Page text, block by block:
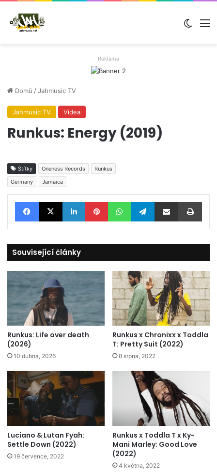
Reklama
Domů /Jahmusic TV
Jahmusic TV Videa
Runkus: Energy (2019)
Štítky Oneness Records
Runkus
Germany
Jamaica
Facebook X LinkedIn Pinterest WhatsApp Telegram Sdílet e-mailem
Související články
Runkus: Life over death
(2026)
10 dubna, 2026
Runkus x Chronixx x Toddla
T: Pretty Suit (2022)
8 srpna, 2022
Luciano & Lutan Fyah:
Settle Down (2022)
19 července, 2022
Runkus x Toddla T x Ky-
Mani Marley: Good Love
(2022)
4 května, 2022